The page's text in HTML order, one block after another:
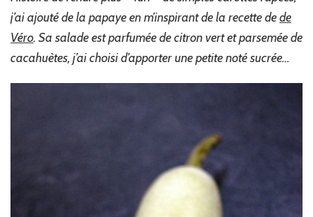
j’ai ajouté de la papaye en m’inspirant de la recette dede
Véro. Sa salade est parfumée de citron vert et parsemée de
cacahuètes, j’ai choisi d’apporter une petite noté sucrée…